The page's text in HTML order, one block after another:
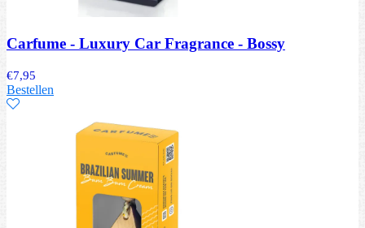
Carfume - Luxury Car Fragrance - Bossy
€7,95
Bestellen